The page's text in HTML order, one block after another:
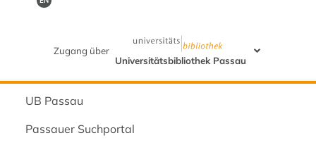
Zugang über
Universitätsbibliothek Passau
UB Passau
Passauer Suchportal